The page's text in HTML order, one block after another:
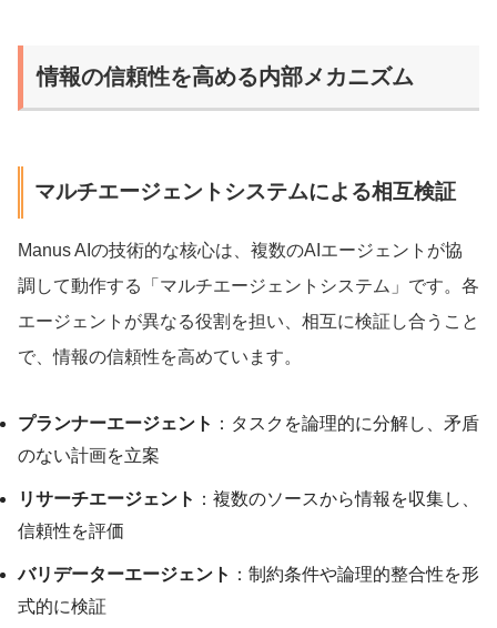
情報の信頼性を高める内部メカニズム
マルチエージェントシステムによる相互検証
Manus AIの技術的な核心は、複数のAIエージェントが協
調して動作する「マルチエージェントシステム」です。各
エージェントが異なる役割を担い、相互に検証し合うこと
で、情報の信頼性を高めています。
プランナーエージェント ：タスクを論理的に分解し、矛盾
のない計画を立案
リサーチエージェント ：複数のソースから情報を収集し、
信頼性を評価
バリデーターエージェント ：制約条件や論理的整合性を形
式的に検証